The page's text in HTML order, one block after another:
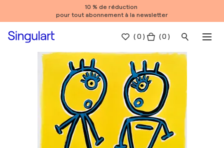
10 % de réduction
pour tout abonnement à la newsletter
(0 ) ( 0 )